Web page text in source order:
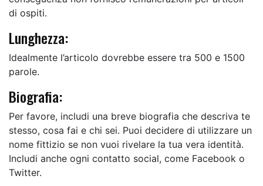
di ospiti.
Lunghezza:
Idealmente l’articolo dovrebbe essere tra 500 e 1500
parole.
Biografia:
Per favore, includi una breve biografia che descriva te
stesso, cosa fai e chi sei. Puoi decidere di utilizzare un
nome fittizio se non vuoi rivelare la tua vera identità.
Includi anche ogni contatto social, come Facebook o
Twitter.